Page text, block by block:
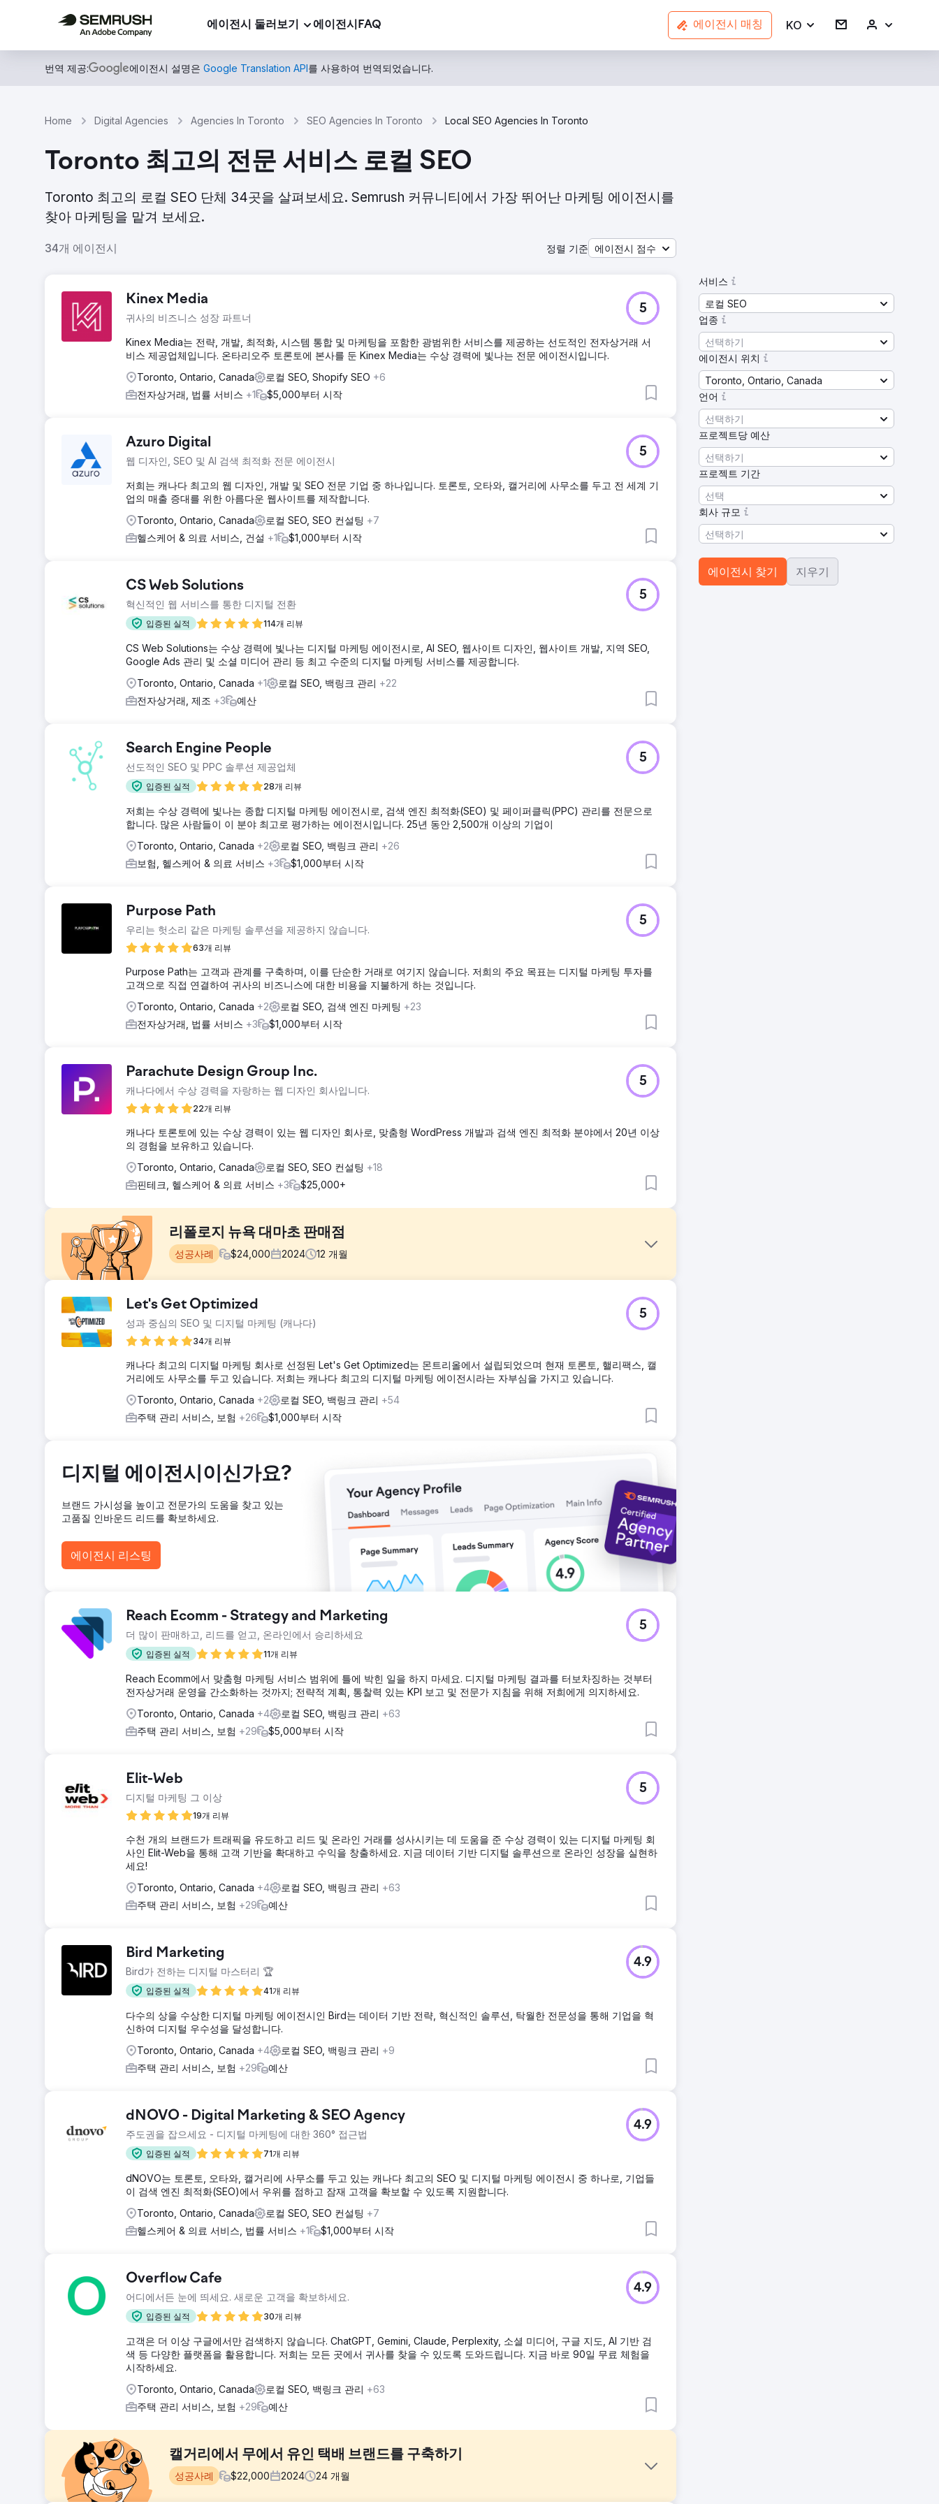
에이전시 둘러보기 에이전시 FAQ 에이전시 매칭 KO
번역 제공: 에이전시 설명은 Google Translation API를 사용하여 번역되었습니다.
Home Digital Agencies Agencies In Toronto SEO Agencies In Toronto Local SEO Agencies In Toronto
Toronto 최고의 전문 서비스 로컬 SEO
Toronto 최고의 로컬 SEO 단체 34곳을 살펴보세요. Semrush 커뮤니티에서 가장 뛰어난 마케팅 에이전시를
찾아 마케팅을 맡겨 보세요.
34개 에이전시 정렬 기준 에이전시 점수
Kinex Media
귀사의 비즈니스 성장 파트너
5
Kinex Media는 전략, 개발, 최적화, 시스템 통합 및 마케팅을 포함한 광범위한 서비스를 제공하는 선도적인 전자상거래 서
비스 제공업체입니다. 온타리오주 토론토에 본사를 둔 Kinex Media는 수상 경력에 빛나는 전문 에이전시입니다.
Toronto, Ontario, Canada
로컬 SEO, Shopify SEO +6
전자상거래, 법률 서비스 +1 $5,000부터 시작
Azuro Digital
웹 디자인, SEO 및 AI 검색 최적화 전문 에이전시
5
저희는 캐나다 최고의 웹 디자인, 개발 및 SEO 전문 기업 중 하나입니다. 토론토, 오타와, 캘거리에 사무소를 두고 전 세계 기
업의 매출 증대를 위한 아름다운 웹사이트를 제작합니다.
Toronto, Ontario, Canada
로컬 SEO, SEO 컨설팅 +7
헬스케어 & 의료 서비스, 건설 +1 $1,000부터 시작
CS Web Solutions
혁신적인 웹 서비스를 통한 디지털 전환
입증된 실적 114개 리뷰
5
CS Web Solutions는 수상 경력에 빛나는 디지털 마케팅 에이전시로, AI SEO, 웹사이트 디자인, 웹사이트 개발, 지역 SEO,
Google Ads 관리 및 소셜 미디어 관리 등 최고 수준의 디지털 마케팅 서비스를 제공합니다.
Toronto, Ontario, Canada +1 로컬 SEO, 백링크 관리 +22
전자상거래, 제조 +3 예산
Search Engine People
선도적인 SEO 및 PPC 솔루션 제공업체
입증된 실적 28개 리뷰
5
저희는 수상 경력에 빛나는 종합 디지털 마케팅 에이전시로, 검색 엔진 최적화(SEO) 및 페이퍼클릭(PPC) 관리를 전문으로
합니다. 많은 사람들이 이 분야 최고로 평가하는 에이전시입니다. 25년 동안 2,500개 이상의 기업이
Toronto, Ontario, Canada +2 로컬 SEO, 백링크 관리 +26
보험, 헬스케어 & 의료 서비스 +3 $1,000부터 시작
Purpose Path
우리는 헛소리 같은 마케팅 솔루션을 제공하지 않습니다.
63개 리뷰
5
Purpose Path는 고객과 관계를 구축하며, 이를 단순한 거래로 여기지 않습니다. 저희의 주요 목표는 디지털 마케팅 투자를
고객으로 직접 연결하여 귀사의 비즈니스에 대한 비용을 지불하게 하는 것입니다.
Toronto, Ontario, Canada +2 로컬 SEO, 검색 엔진 마케팅 +23
전자상거래, 법률 서비스 +3 $1,000부터 시작
Parachute Design Group Inc.
캐나다에서 수상 경력을 자랑하는 웹 디자인 회사입니다.
22개 리뷰
5
캐나다 토론토에 있는 수상 경력이 있는 웹 디자인 회사로, 맞춤형 WordPress 개발과 검색 엔진 최적화 분야에서 20년 이상
의 경험을 보유하고 있습니다.
Toronto, Ontario, Canada
로컬 SEO, SEO 컨설팅 +18
핀테크, 헬스케어 & 의료 서비스 +3 $25,000+
리폴로지 뉴욕 대마초 판매점
성공사례 $24,000 2024 12 개월
과제
뉴욕시에서 가장 경쟁이 치열한 지역 중 하나에서 대마초 브랜드를 론칭하는 것은 결코 쉬운 일이 아닙니다. 리폴로지(Leafology)는 기존
업체들이 즐비한 시장에서 새로운 고객을 확보하는 동시에, 대마초 홍보를 규제하는 복잡하고 끊임없이 변화하는 광고 법규를 준수해야 했
습니다. 구글과 메타 같은 플랫폼에는 엄격한 가이드라인이 적용되어 온라인 광고 기회는 제한적이었습니다. 법적 제약 외에도, 브랜드는
유료 고객으로 전환하도록 설계된 맞춤형 랜딩 페이지를 개발했으며, 이 페이지에는 제품 상세 정보, 매장 정보, 그리고 원활한 고객 경험을
위한 간편한 탐색 기능이 포함되었습니다. 이러한 노력을 뒷받침하기 위해, 모든 플랫폼 규칙을 준수하면서도 시선을 사로잡는 매력적인 광
경쟁이 치열한 지역 대마초 시장에서 Leafology의 강력한 브랜드 인지도를 구축하여 빠르게 인지도를 높이는 데 기여했습니다. 원활한 온
라인 경험과 고객 충성도 중심 전략을 통해 꾸준한 고객 증가와 재방문율을 확보했습니다. 여러 주에 걸쳐 25만 달러 이상의 광고비를 관리
했으며, 뉴욕을 넘어 뉴저지와 코네티컷까지 사업 영역을 확장했습니다. 모든 캠페인은 엄격한 규정을 준수하여 실행함으로써 위험 부담 없
는 성장을 보장했습니다.
에이전시 페이지로 이동
Let's Get Optimized
성과 중심의 SEO 및 디지털 마케팅 (캐나다)
34개 리뷰
5
캐나다 최고의 디지털 마케팅 회사로 선정된 Let's Get Optimized는 몬트리올에서 설립되었으며 현재 토론토, 핼리팩스, 캘
거리에도 사무소를 두고 있습니다. 저희는 캐나다 최고의 디지털 마케팅 에이전시라는 자부심을 가지고 있습니다.
Toronto, Ontario, Canada +2 로컬 SEO, 백링크 관리 +54
주택 관리 서비스, 보험 +26 $1,000부터 시작
디지털 에이전시이신가요?
브랜드 가시성을 높이고 전문가의 도움을 찾고 있는
고품질 인바운드 리드를 확보하세요.
에이전시 리스팅
Reach Ecomm - Strategy and Marketing
더 많이 판매하고, 리드를 얻고, 온라인에서 승리하세요
입증된 실적 11개 리뷰
5
Reach Ecomm에서 맞춤형 마케팅 서비스 범위에 틀에 박힌 일을 하지 마세요. 디지털 마케팅 결과를 터보차징하는 것부터
전자상거래 운영을 간소화하는 것까지; 전략적 계획, 통찰력 있는 KPI 보고 및 전문가 지침을 위해 저희에게 의지하세요.
Toronto, Ontario, Canada +4 로컬 SEO, 백링크 관리 +63
주택 관리 서비스, 보험 +29 $5,000부터 시작
Elit-Web
디지털 마케팅 그 이상
19개 리뷰
5
수천 개의 브랜드가 트래픽을 유도하고 리드 및 온라인 거래를 성사시키는 데 도움을 준 수상 경력이 있는 디지털 마케팅 회
사인 Elit-Web을 통해 고객 기반을 확대하고 수익을 창출하세요. 지금 데이터 기반 디지털 솔루션으로 온라인 성장을 실현하
세요!
Toronto, Ontario, Canada +4 로컬 SEO, 백링크 관리 +63
주택 관리 서비스, 보험 +29 예산
Bird Marketing
Bird가 전하는 디지털 마스터리 🏆
입증된 실적 41개 리뷰
4.9
다수의 상을 수상한 디지털 마케팅 에이전시인 Bird는 데이터 기반 전략, 혁신적인 솔루션, 탁월한 전문성을 통해 기업을 혁
신하여 디지털 우수성을 달성합니다.
Toronto, Ontario, Canada +4 로컬 SEO, 백링크 관리 +9
주택 관리 서비스, 보험 +29 예산
dNOVO - Digital Marketing & SEO Agency
주도권을 잡으세요 - 디지털 마케팅에 대한 360° 접근법
입증된 실적 71개 리뷰
4.9
dNOVO는 토론토, 오타와, 캘거리에 사무소를 두고 있는 캐나다 최고의 SEO 및 디지털 마케팅 에이전시 중 하나로, 기업들
이 검색 엔진 최적화(SEO)에서 우위를 점하고 잠재 고객을 확보할 수 있도록 지원합니다.
Toronto, Ontario, Canada
로컬 SEO, SEO 컨설팅 +7
헬스케어 & 의료 서비스, 법률 서비스 +1 $1,000부터 시작
Overflow Cafe
어디에서든 눈에 띄세요. 새로운 고객을 확보하세요.
입증된 실적 30개 리뷰
4.9
고객은 더 이상 구글에서만 검색하지 않습니다. ChatGPT, Gemini, Claude, Perplexity, 소셜 미디어, 구글 지도, AI 기반 검
색 등 다양한 플랫폼을 활용합니다. 저희는 모든 곳에서 귀사를 찾을 수 있도록 도와드립니다. 지금 바로 90일 무료 체험을
시작하세요.
Toronto, Ontario, Canada
로컬 SEO, 백링크 관리 +63
주택 관리 서비스, 보험 +29 예산
캘거리에서 무에서 유인 택배 브랜드를 구축하기
성공사례 $22,000 2024 24 개월
서비스
로컬 SEO
업종
선택하기
에이전시 위치
Toronto, Ontario, Canada
언어
선택하기
프로젝트당 예산
선택하기
프로젝트 기간
선택
회사 규모
선택하기
에이전시 찾기 지우기